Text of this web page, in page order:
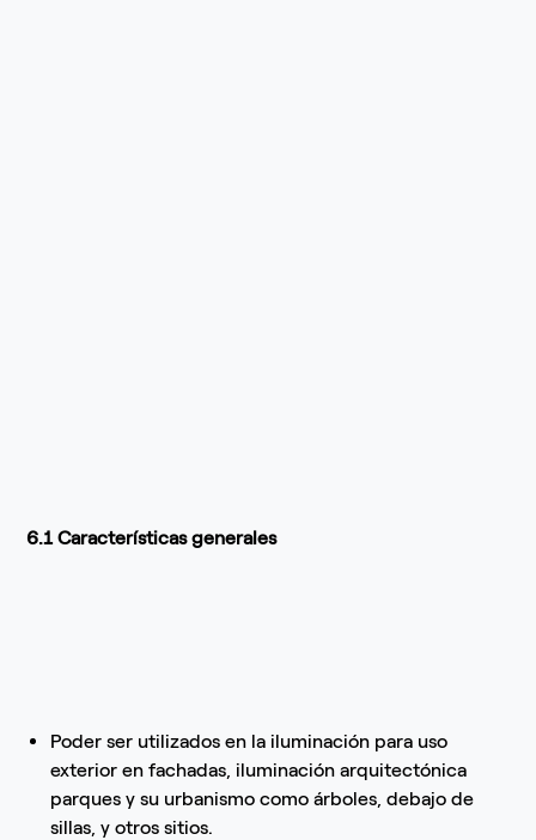
6.1 Características generales
Poder ser utilizados en la iluminación para uso
exterior en fachadas, iluminación arquitectónica
parques y su urbanismo como árboles, debajo de
sillas, y otros sitios.